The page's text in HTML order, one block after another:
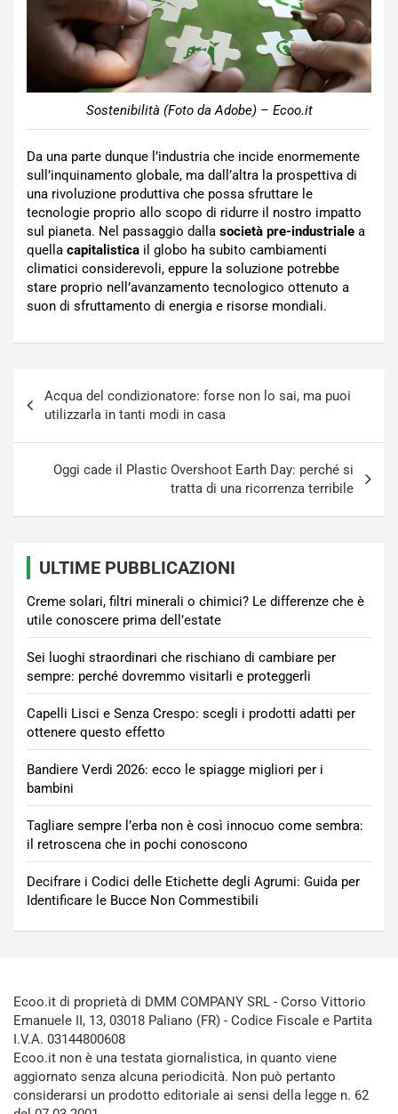
Sostenibilità (Foto da Adobe) – Ecoo.it
Da una parte dunque l’industria che incide enormemente
sull’inquinamento globale, ma dall’altra la prospettiva di
una rivoluzione produttiva che possa sfruttare le
tecnologie proprio allo scopo di ridurre il nostro impatto
sul pianeta. Nel passaggio dalla società pre-industriale a
quella capitalistica il globo ha subito cambiamenti
climatici considerevoli, eppure la soluzione potrebbe
stare proprio nell’avanzamento tecnologico ottenuto a
suon di sfruttamento di energia e risorse mondiali.
articoli
Acqua del condizionatore: forse non lo sai, ma puoi
utilizzarla in tanti modi in casa
Oggi cade il Plastic Overshoot Earth Day: perché si
tratta di una ricorrenza terribile
ULTIME PUBBLICAZIONI
Creme solari, filtri minerali o chimici? Le differenze che è
utile conoscere prima dell’estate
Sei luoghi straordinari che rischiano di cambiare per
sempre: perché dovremmo visitarli e proteggerli
Capelli Lisci e Senza Crespo: scegli i prodotti adatti per
ottenere questo effetto
Bandiere Verdi 2026: ecco le spiagge migliori per i
bambini
Tagliare sempre l’erba non è così innocuo come sembra:
il retroscena che in pochi conoscono
Decifrare i Codici delle Etichette degli Agrumi: Guida per
Identificare le Bucce Non Commestibili
Ecoo.it di proprietà di DMM COMPANY SRL - Corso Vittorio
Emanuele II, 13, 03018 Paliano (FR) - Codice Fiscale e Partita
I.V.A. 03144800608
Ecoo.it non è una testata giornalistica, in quanto viene
aggiornato senza alcuna periodicità. Non può pertanto
considerarsi un prodotto editoriale ai sensi della legge n. 62